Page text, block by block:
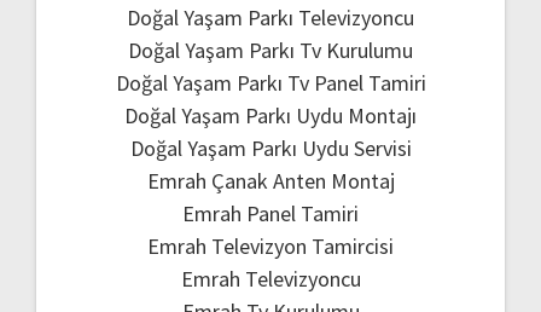
Doğal Yaşam Parkı Televizyoncu
Doğal Yaşam Parkı Tv Kurulumu
Doğal Yaşam Parkı Tv Panel Tamiri
Doğal Yaşam Parkı Uydu Montajı
Doğal Yaşam Parkı Uydu Servisi
Emrah Çanak Anten Montaj
Emrah Panel Tamiri
Emrah Televizyon Tamircisi
Emrah Televizyoncu